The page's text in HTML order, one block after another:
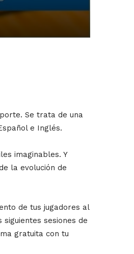
Se trata de una
e Inglés.
imaginables. Y
la evolución de
de tus jugadores al
sesiones de
gratuita con tu